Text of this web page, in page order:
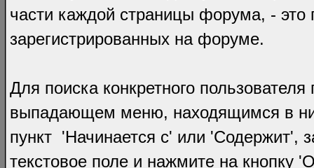
части каждой страницы форума, - это
зарегистрированных на форуме.
Для поиска конкретного
выпадающем меню, находящимся в
пункт 'Начинается с' или 'Содержит',
текстовое поле и нажмите на кнопку